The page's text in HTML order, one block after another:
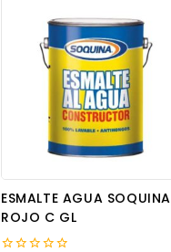
ESMALTE AGUA SOQUINA
ROJO C GL